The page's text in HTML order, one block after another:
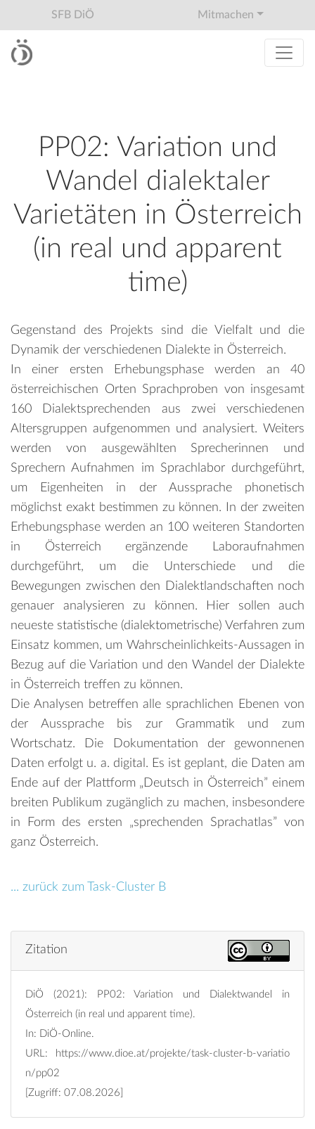
SFB DiÖ Mitmachen
PP02: Variation und
Wandel dialektaler
Varietäten in Österreich
(in real und apparent
time)
Gegenstand des Projekts sind die Vielfalt und die
Dynamik der verschiedenen Dialekte in Österreich.
In einer ersten Erhebungsphase werden an 40
österreichischen Orten Sprachproben von insgesamt
160 Dialektsprechenden aus zwei verschiedenen
Altersgruppen aufgenommen und analysiert. Weiters
werden von ausgewählten Sprecherinnen und
Sprechern Aufnahmen im Sprachlabor durchgeführt,
um Eigenheiten in der Aussprache phonetisch
möglichst exakt bestimmen zu können. In der zweiten
Erhebungsphase werden an 100 weiteren Standorten
in Österreich ergänzende Laboraufnahmen
durchgeführt, um die Unterschiede und die
Bewegungen zwischen den Dialektlandschaften noch
genauer analysieren zu können. Hier sollen auch
neueste statistische (dialektometrische) Verfahren zum
Einsatz kommen, um Wahrscheinlichkeits-Aussagen in
Bezug auf die Variation und den Wandel der Dialekte
in Österreich treffen zu können.
Die Analysen betreffen alle sprachlichen Ebenen von
der Aussprache bis zur Grammatik und zum
Wortschatz. Die Dokumentation der gewonnenen
Daten erfolgt u. a. digital. Es ist geplant, die Daten am
Ende auf der Plattform „Deutsch in Österreich” einem
breiten Publikum zugänglich zu machen, insbesondere
in Form des ersten „sprechenden Sprachatlas” von
ganz Österreich.
... zurück zum Task-Cluster B
Zitation
DiÖ (2021): PP02: Variation und Dialektwandel in
Österreich (in real und apparent time).
In: DiÖ-Online.
URL:
https://www.dioe.at/projekte/task-cluster-b-variatio
n/pp02
[Zugriff: 07.08.2026]